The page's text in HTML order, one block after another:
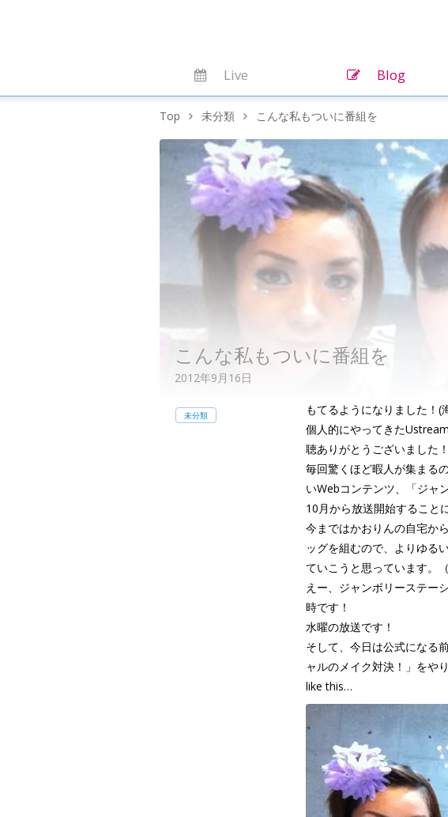
Live Blog
Top 未分類 こんな私もついに番組を
こんな私もついに番組を
2012年9月16日
未分類
もてるようになりました！
個人的にやってきた
聴ありがとうございました！
毎回驚くほど暇人が集まる
いWebコンテンツ、「ジャ
10月から放送開始すること
今まではかおりんの自宅か
ッグを組むので、よりゆる
ていこうと思っています。（
えー、ジャンボリーステー
時です！
水曜の放送です！
そして、今日は公式になる
ャルのメイク対決！」をや
like this…